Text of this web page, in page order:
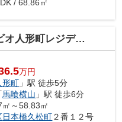
/ 68.86㎡
人形町レジデンス
万円
形町 」駅 徒歩5分
馬喰横山 」駅 徒歩6分
～58.83㎡
日本橋久松町２番１２号